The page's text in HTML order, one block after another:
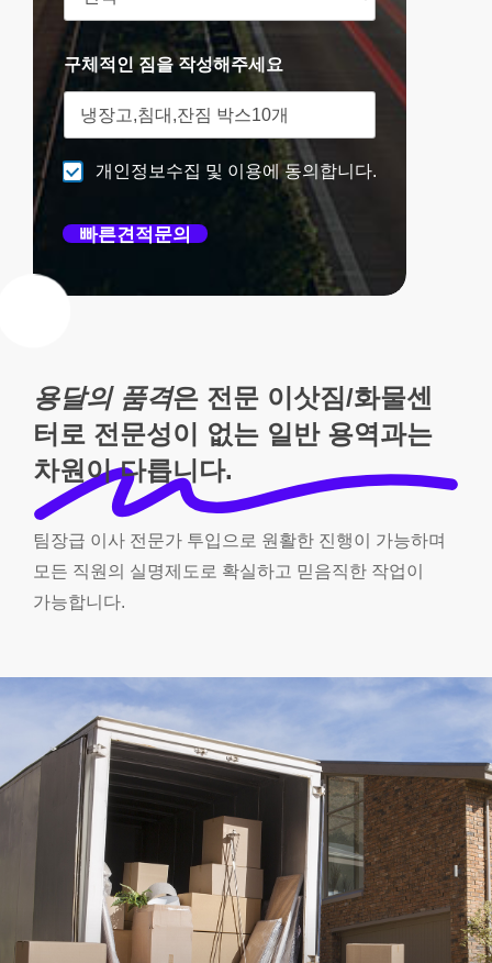
구체적인 짐을 작성해주세요
개인정보수집 및 이용에 동의합니다.
빠른견적문의
용달의 품격은 전문 이삿짐/화물센
터로 전문성이 없는 일반 용역과는
차원이 다릅니다.
팀장급 이사 전문가 투입으로 원활한 진행이
가능하며
모든 직원의 실명제도로 확실하고 믿음직한 작업이
가능합니다.